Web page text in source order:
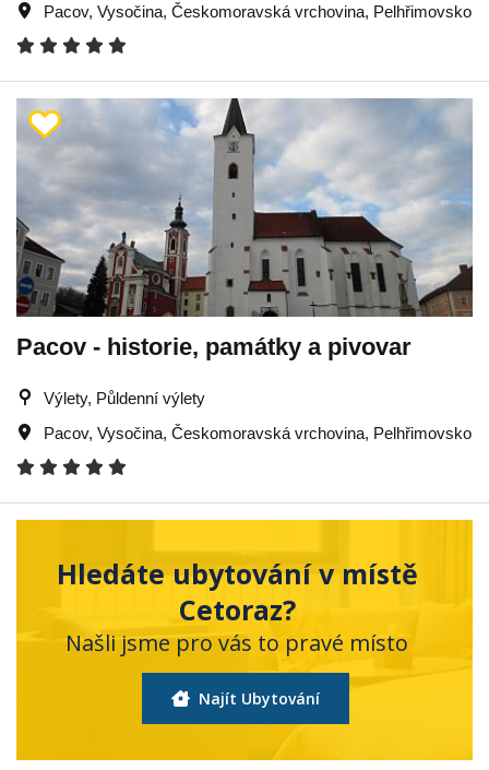
Pacov, Vysočina, Českomoravská vrchovina, Pelhřimovsko
Pacov - historie, památky a pivovar
Výlety, Půldenní výlety
Pacov, Vysočina, Českomoravská vrchovina, Pelhřimovsko
Hledáte ubytování v místě
Cetoraz?
Našli jsme pro vás to pravé místo
Najít Ubytování